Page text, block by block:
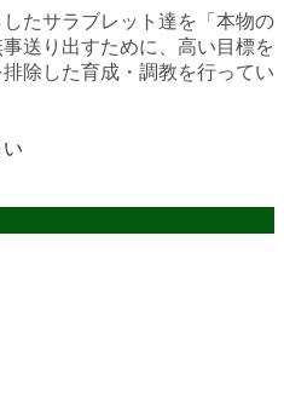
たサラブレット達を「本物の
送り出すために、高い目標を
除した育成・調教を行ってい